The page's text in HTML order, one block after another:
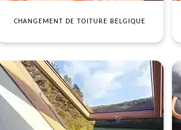
CHANGEMENT DE TOITURE BELGIQUE